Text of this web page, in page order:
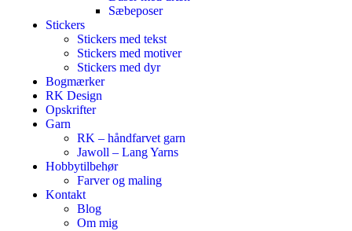
Sæbeposer
Stickers
Stickers med tekst
Stickers med motiver
Stickers med dyr
Bogmærker
RK Design
Opskrifter
Garn
RK – håndfarvet garn
Jawoll – Lang Yarns
Hobbytilbehør
Farver og maling
Kontakt
Blog
Om mig